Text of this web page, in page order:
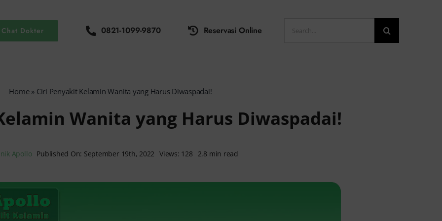
Chat Dokter 0821-1099-9870 Reservasi Online
for:
Home» Ciri Penyakit Kelamin Wanita yang Harus Diwaspadai!
Wanita yang Harus Diwaspadai!
Apollo Published On: September 19th, 2022 Views: 128 2.8 min read